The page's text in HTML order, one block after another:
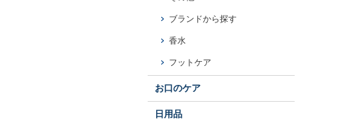
ブランドから探す
香水
フットケア
お口のケア
日用品